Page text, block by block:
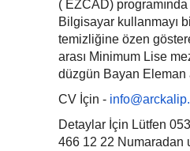
( EZCAD)
Bilgisayar kullanmayı
temizliğine özen
arası Minimum Lise
düzgün Bayan Eleman
CV İçin -
Detaylar İçin Lütfen
466 12 22 Numaradan